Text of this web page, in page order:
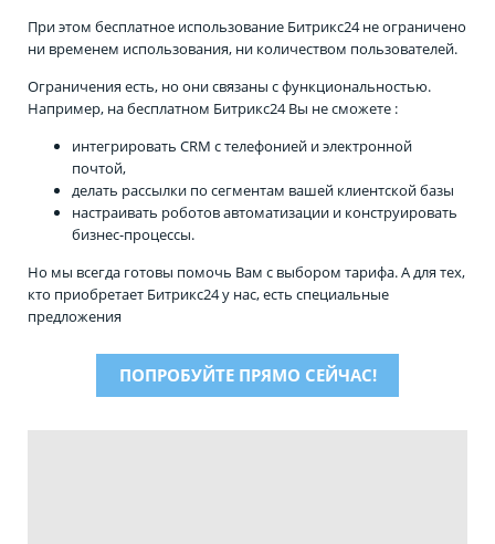
При этом бесплатное использование Битрикс24 не ограничено
ни временем использования, ни количеством пользователей.
Ограничения есть, но они связаны с функциональностью.
Например, на бесплатном Битрикс24 Вы не сможете :
интегрировать CRM с телефонией и электронной
почтой,
делать рассылки по сегментам вашей клиентской базы
настраивать роботов автоматизации и конструировать
бизнес-процессы.
Но мы всегда готовы помочь Вам с выбором тарифа. А для тех,
кто приобретает Битрикс24 у нас, есть специальные
предложения
ПОПРОБУЙТЕ ПРЯМО СЕЙЧАС!